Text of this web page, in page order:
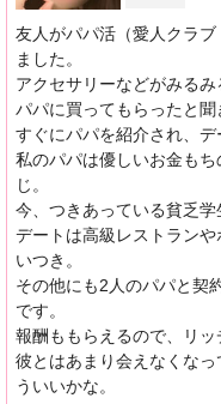
友人がパパ活（愛人クラ
ました。
アクセサリーなどがみるみ
パパに買ってもらったと聞
すぐにパパを紹介され、デ
私のパパは優しいお金も
じ。
今、つきあっている貧乏
デートは高級レストラン
いつき。
その他にも2人のパパと契
です。
報酬ももらえるので、リッ
彼とはあまり会えなくな
ういいかな。